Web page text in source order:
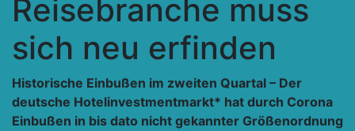
Reisebranche muss
sich neu erfinden
Historische Einbußen im zweiten Quartal – Der
deutsche Hotelinvestmentmarkt* hat durch Corona
Einbußen in bis dato nicht gekannter Größenordnung